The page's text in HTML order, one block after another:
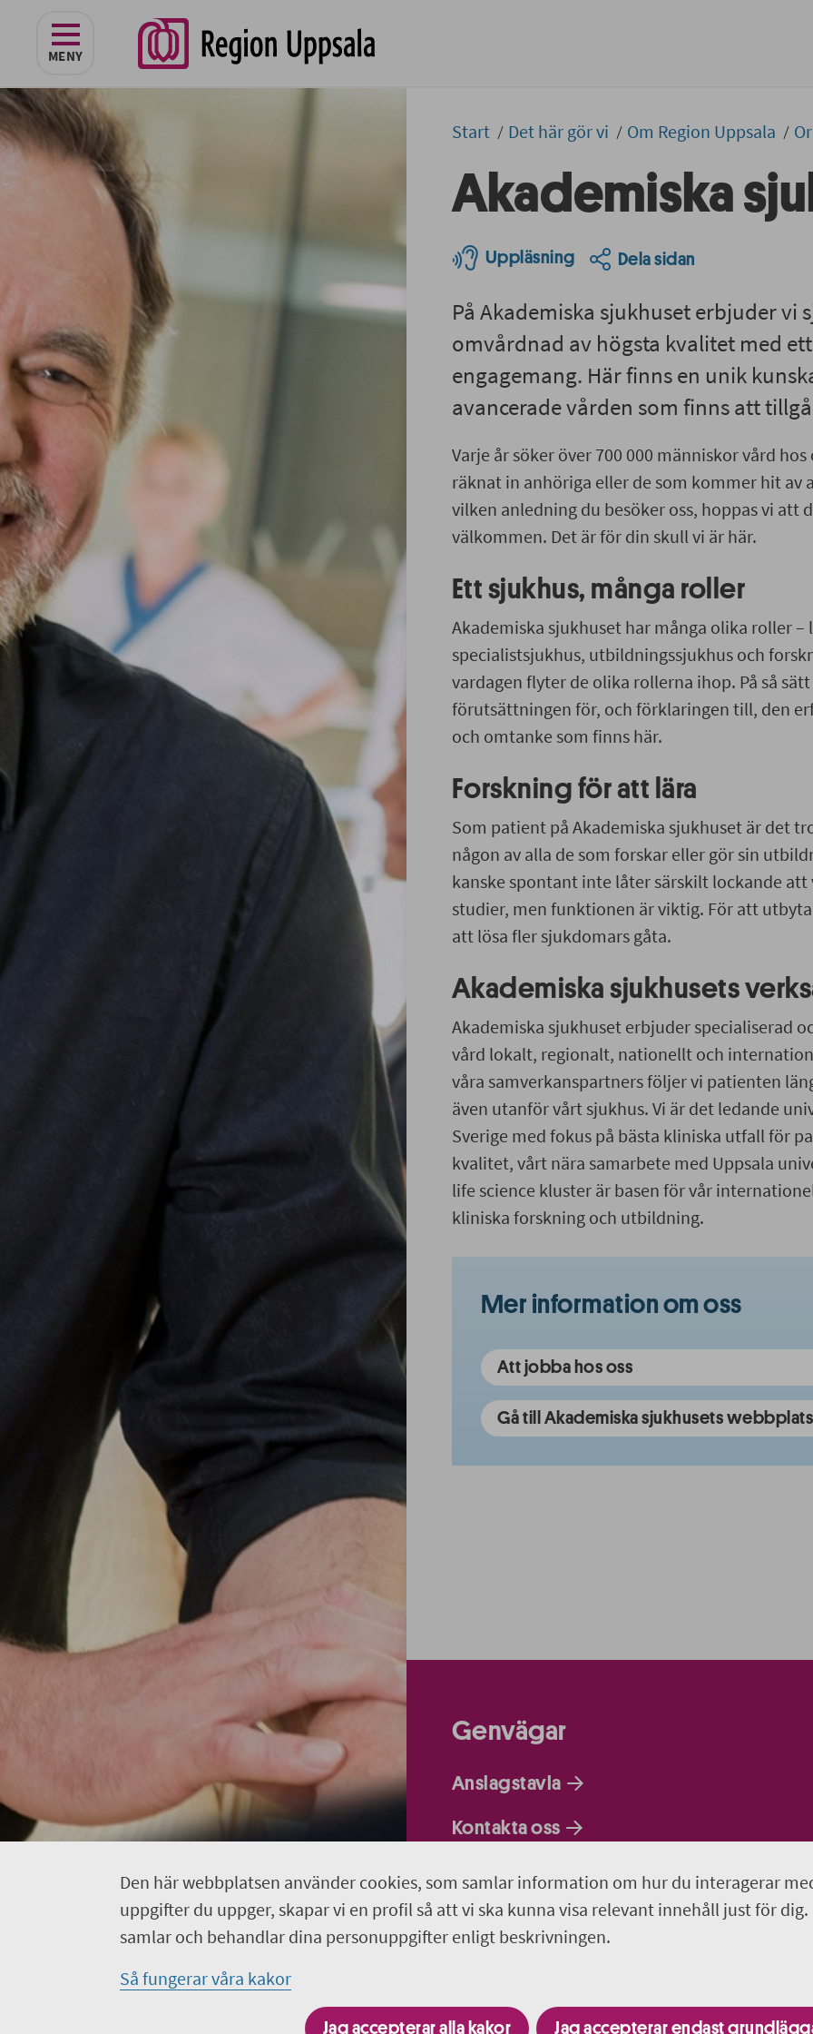
Den här webbplatsen använder cookies, som samlar information om hur du interagerar
uppgifter du uppger, skapar vi en profil så att vi ska kunna visa relevant innehåll just för
samlar och behandlar dina personuppgifter enligt beskrivningen.
Så fungerar våra kakor
Jag accepterar alla kakor Jag accepterar endast
MENY
navigeringen
Start Det här gör vi Om Region Uppsala
Akademiska
Uppläsning Dela sidan
På Akademiska sjukhuset erbjuder vi
omvårdnad av högsta kvalitet med
engagemang. Här finns en unik
avancerade vården som finns att
Varje år söker över 700 000 människor vård hos
räknat in anhöriga eller de som kommer hit av
vilken anledning du besöker oss, hoppas vi att
välkommen. Det är för din skull vi är här.
Ett sjukhus, många roller
Akademiska sjukhuset har många olika roller –
specialistsjukhus, utbildningssjukhus och
vardagen flyter de olika rollerna ihop. På så
förutsättningen för, och förklaringen till, den
och omtanke som finns här.
Forskning för att lära
Som patient på Akademiska sjukhuset är det
någon av alla de som forskar eller gör sin
kanske spontant inte låter särskilt lockande
studier, men funktionen är viktig. För att
att lösa fler sjukdomars gåta.
Akademiska sjukhusets
Akademiska sjukhuset erbjuder specialiserad
vård lokalt, regionalt, nationellt och
våra samverkanspartners följer vi patienten
även utanför vårt sjukhus. Vi är det ledande
Sverige med fokus på bästa kliniska utfall för
kvalitet, vårt nära samarbete med Uppsala
life science kluster är basen för vår
kliniska forskning och utbildning.
Mer information om oss
Att jobba hos oss
Gå till Akademiska sjukhusets webbplats
Genvägar
Anslagstavla
Kontakta oss
Om webbplatsen
Så behandlar vi dina personuppgifter